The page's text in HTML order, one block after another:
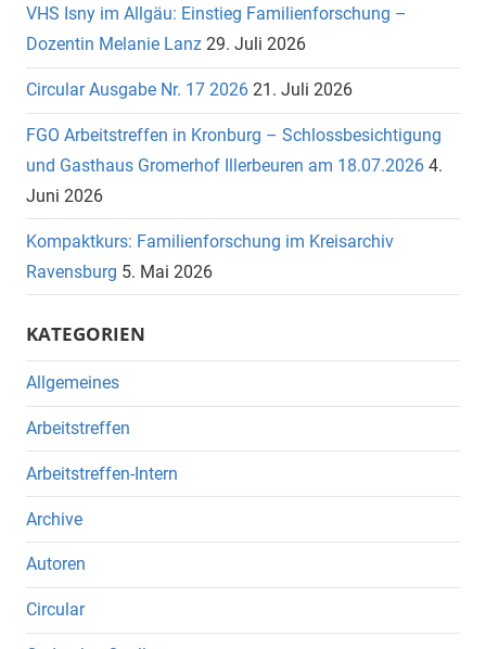
VHS Isny im Allgäu: Einstieg Familienforschung –
Dozentin Melanie Lanz 29. Juli 2026
Circular Ausgabe Nr. 17 2026 21. Juli 2026
FGO Arbeitstreffen in Kronburg – Schlossbesichtigung
und Gasthaus Gromerhof Illerbeuren am 18.07.2026 4.
Juni 2026
Kompaktkurs: Familienforschung im Kreisarchiv
Ravensburg 5. Mai 2026
KATEGORIEN
Allgemeines
Arbeitstreffen
Arbeitstreffen-Intern
Archive
Autoren
Circular